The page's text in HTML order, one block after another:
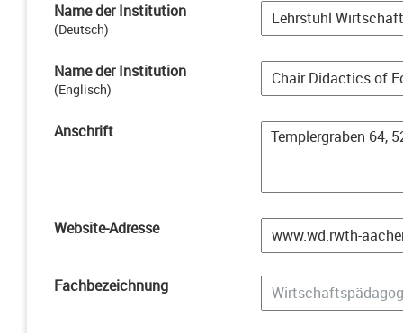
Name der Institution
(Deutsch)
Name der Institution
(Englisch)
Anschrift
Website-Adresse
Fachbezeichnung